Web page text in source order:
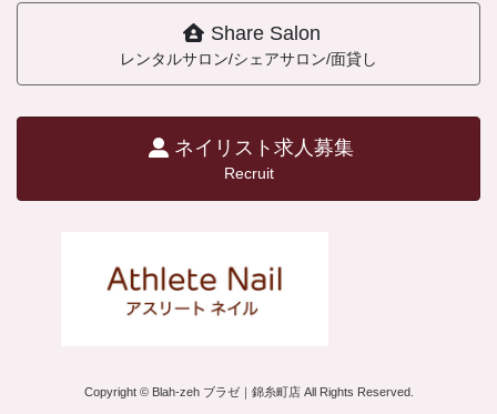
Share Salon
レンタルサロン/シェアサロン/面貸し
ネイリスト求人募集
Recruit
Copyright © Blah-zeh ブラゼ｜錦糸町店 All Rights Reserved.